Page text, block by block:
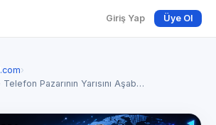
Giriş Yap Üye Ol
›
Pazarının Yarısını Aşab…